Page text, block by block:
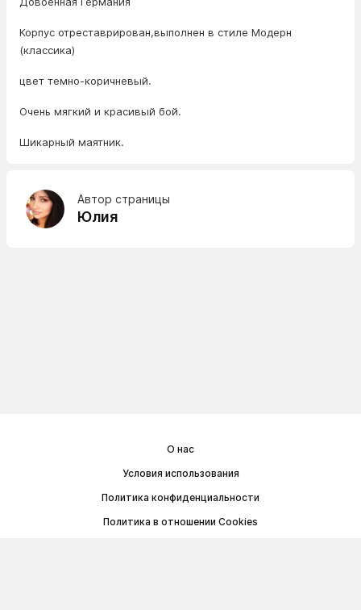
Корпус отреставрирован,выполнен в стиле Модерн
(классика)
цвет темно-коричневый.
Очень мягкий и красивый бой.
Шикарный маятник.
Автор страницы
Юлия
О нас
Условия использования
Политика конфиденциальности
Политика в отношении Cookies